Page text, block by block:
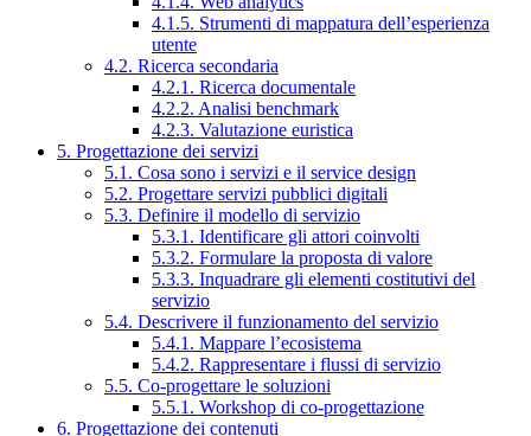
4.1.5. Strumenti di mappatura dell’esperienza
utente
4.2. Ricerca secondaria
4.2.1. Ricerca documentale
4.2.2. Analisi benchmark
4.2.3. Valutazione euristica
5. Progettazione dei servizi
5.1. Cosa sono i servizi e il service design
5.2. Progettare servizi pubblici digitali
5.3. Definire il modello di servizio
5.3.1. Identificare gli attori coinvolti
5.3.2. Formulare la proposta di valore
5.3.3. Inquadrare gli elementi costitutivi del
servizio
5.4. Descrivere il funzionamento del servizio
5.4.1. Mappare l’ecosistema
5.4.2. Rappresentare i flussi di servizio
5.5. Co-progettare le soluzioni
5.5.1. Workshop di co-progettazione
6. Progettazione dei contenuti